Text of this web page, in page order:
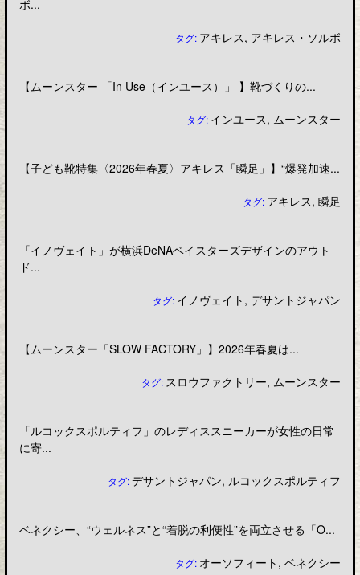
ボ...
タグ: アキレス, アキレス・ソルボ
【ムーンスター 「In Use（インユース）」 】靴づくりの...
タグ: インユース, ムーンスター
【子ども靴特集〈2026年春夏〉アキレス「瞬足」】“爆発加速...
タグ: アキレス,瞬足
「イノヴェイト」が横浜DeNAベイスターズデザインのアウト
ド...
タグ: イノヴェイト ,デサントジャパン
【ムーンスター「SLOW FACTORY」】2026年春夏は...
タグ: スロウファクトリー, ムーンスター
「ルコックスポルティフ」のレディススニーカーが女性の日常
に寄...
タグ:デサントジャパン, ルコックスポルティフ
ベネクシー、“ウェルネス”と“着脱の利便性”を両立させる「O...
タグ: オーソフィート ,ベネクシー